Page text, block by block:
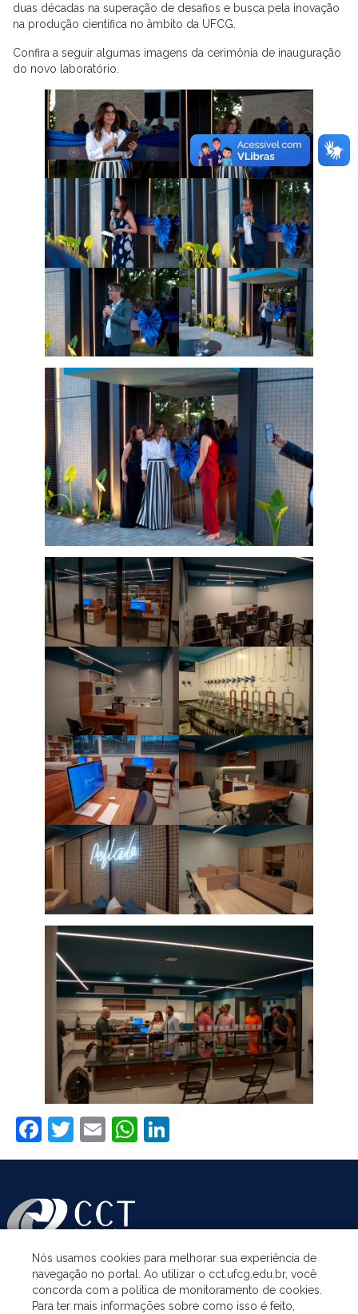
duas décadas na superação de desafios e busca pela inovação
na produção científica no âmbito da UFCG.
Confira a seguir algumas imagens da cerimônia de inauguração
do novo laboratório.
Facebook
Twitter
EmailWhatsApp
ASSUNTOS
Nós usamos cookies para melhorar sua experiência de
navegação no portal. Ao utilizar o cct.ufcg.edu.br, você
concorda com a política de monitoramento de cookies.
Para ter mais informações sobre como isso é feito,